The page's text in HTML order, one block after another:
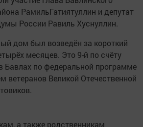
РамильГатиятуллин и депутат
России Равиль Хуснуллин.
дом был возведён за короткий
месяцев. Это 9-й по счёту
Бавлах по федеральной программе
ветеранов Великой Отечественной
а также родственникам